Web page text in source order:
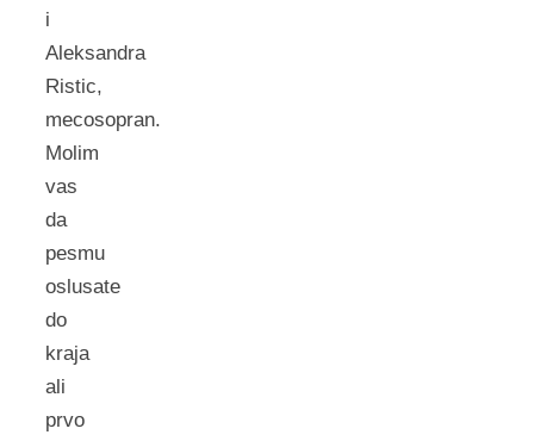
i
Aleksandra
Ristic,
mecosopran.
Molim
vas
da
pesmu
oslusate
do
kraja
ali
prvo